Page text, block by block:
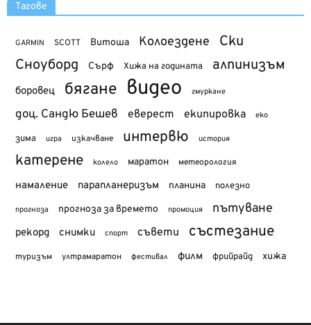
Тагове
GARMIN SCOTT Витоша Колоездене Ски
Сноуборд Сърф Хижа на годината алпинизъм
боровец бягане видео гмуркане
доц. Сандю Бешев еверест екипировка еко
зима игра изкачване интервю история
катерене колело маратон метеорология
намаление парапланеризъм планина полезно
прогноза прогноза за времето промоция пътуване
рекорд снимки спорт съвети състезание
туризъм ултрамаратон фестивал филм фрийрайд хижа